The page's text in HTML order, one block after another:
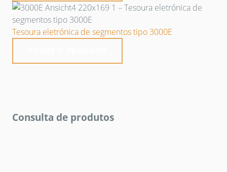
Tesoura eletrónica de segmentos tipo 3000E
Consulta de produtos